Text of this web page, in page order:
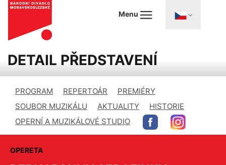
Menu
DETAIL PŘEDSTAVENÍ
PROGRAM REPERTOÁR
PREMIÉRY
SOUBOR MUZIKÁLU
AKTUALITY
HISTORIE
OPERNÍ A MUZIKÁLOVÉ STUDIO
OPERETA